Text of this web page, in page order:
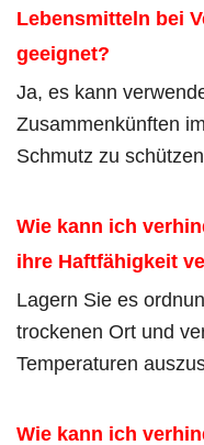
Lebensmitteln bei
geeignet?
Ja, es kann
Zusammenkünften
Schmutz zu
Wie kann ich
ihre Haftfähigkeit
Lagern Sie es
trockenen Ort und
Temperaturen
Wie kann ich